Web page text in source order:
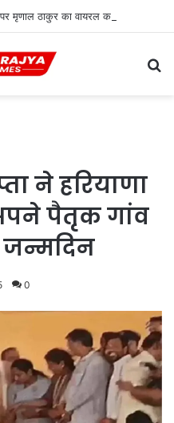
ने हरियाणा
पैतृक गांव
0